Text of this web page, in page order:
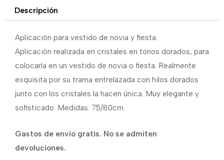
Descripción
Aplicación para vestido de novia y fiesta.
Aplicación realizada en cristales en tonos dorados, para
colocarla en un vestido de novia o fiesta. Realmente
exquisita por su trama entrelazada con hilos dorados
junto con los cristales la hacen única. Muy elegante y
sofisticado. Medidas: 75/80cm.
Gastos de envío gratis. No se admiten
devoluciones.